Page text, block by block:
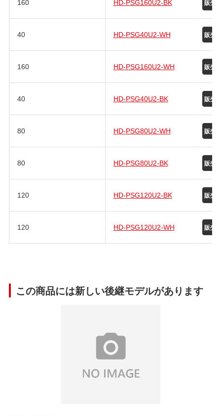
160 HD-PSG160U2-BK
40 HD-PSG40U2-WH
160 HD-PSG160U2-WH
40 HD-PSG40U2-BK
80 HD-PSG80U2-WH
80 HD-PSG80U2-BK
120 HD-PSG120U2-BK
120 HD-PSG120U2-WH
この商品には新しい後継モデルがあります